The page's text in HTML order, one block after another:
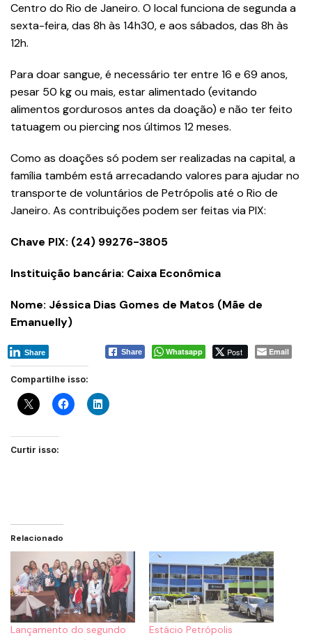
Centro do Rio de Janeiro. O local funciona de segunda a
sexta-feira, das 8h às 14h30, e aos sábados, das 8h às
12h.
Para doar sangue, é necessário ter entre 16 e 69 anos,
pesar 50 kg ou mais, estar alimentado (evitando
alimentos gordurosos antes da doação) e não ter feito
tatuagem ou piercing nos últimos 12 meses.
Como as doações só podem ser realizadas na capital, a
família também está arrecadando valores para ajudar no
transporte de voluntários de Petrópolis até o Rio de
Janeiro. As contribuições podem ser feitas via PIX:
Chave PIX: (24) 99276-3805
Instituição bancária: Caixa Econômica
Nome: Jéssica Dias Gomes de Matos (Mãe de
Emanuelly)
Share Whatsapp Post Email
Share
Compartilhe isso:
Curtir isso:
Relacionado
Lançamento do segundo
Estácio Petrópolis